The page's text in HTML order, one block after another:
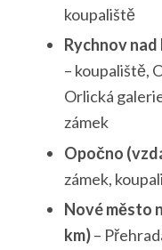
koupaliště
Rychnov
– koupaliště,
Orlická
zámek
Opočno
zámek,
Nové město
km)–